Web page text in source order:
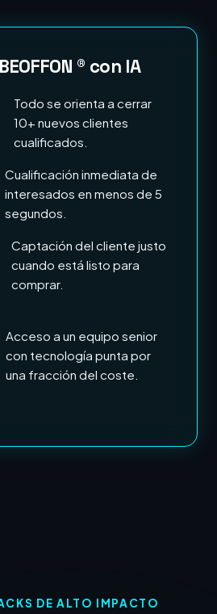
® con IA
Todo se orienta a cerrar
10+ nuevos clientes
cualificados.
Cualificación inmediata de
interesados en menos de 5
segundos.
Captación del cliente justo
cuando está listo para
comprar.
Acceso a un equipo senior
con tecnología punta por
una fracción del coste.
DE ALTO IMPACTO